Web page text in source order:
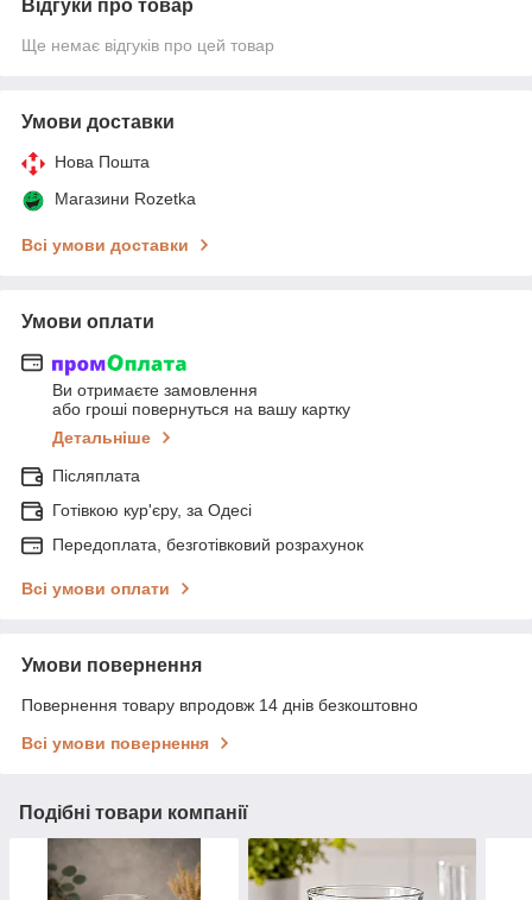
Відгуки про товар
Ще немає відгуків про цей товар
Умови доставки
Нова Пошта
Магазини Rozetka
Всі умови доставки
Умови оплати
Ви отримаєте замовлення
або гроші повернуться на вашу картку
Детальніше
Післяплата
Готівкою кур'єру, за Одесі
Передоплата, безготівковий розрахунок
Всі умови оплати
Умови повернення
Повернення товару впродовж 14 днів безкоштовно
Всі умови повернення
Подібні товари компанії